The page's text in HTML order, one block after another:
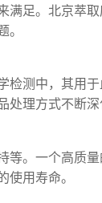
足。北京萃
。
测中，其用
理方式不断
。一个高质
使用寿命。